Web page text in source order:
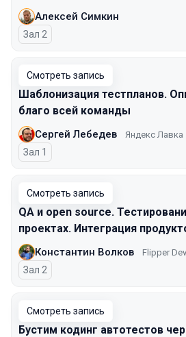
Алексей Симкин
Зал 2
Смотреть запись
Шаблонизация тестпланов.
благо всей команды
Сергей Лебедев Яндекс Лавка
Зал 1
Смотреть запись
QA и open source.
проектах. Интеграция
Константин Волков Flipper
Зал 2
Смотреть запись
Бустим кодинг автотестов